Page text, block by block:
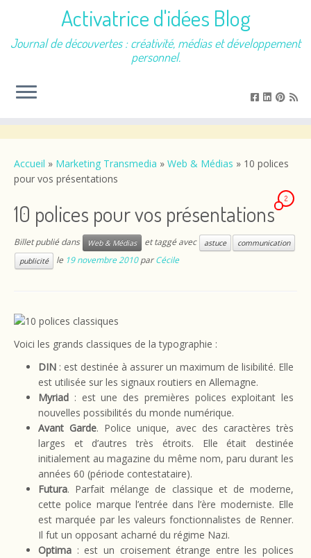
contenu
Activatrice d'idées Blog
Journal de découvertes : créativité, médias et développement
personnel.
Accueil » Marketing Transmedia » Web & Médias » 10 polices
pour vos présentations
10 polices pour vos présentations
2
Billet publié dans Web & Médias et taggé avec astuce
communication
publicité
le 19 novembre 2010 parCécile
Voici les grands classiques de la typographie :
DIN : est destinée à assurer un maximum de lisibilité. Elle
est utilisée sur les signaux routiers en Allemagne.
Myriad : est une des premières polices exploitant les
nouvelles possibilités du monde numérique.
Avant Garde. Police unique, avec des caractères très
larges et d’autres très étroits. Elle était destinée
initialement au magazine du même nom, paru durant les
années 60 (période contestataire).
Futura. Parfait mélange de classique et de moderne,
cette police marque l’entrée dans l’ère moderniste. Elle
est marquée par les valeurs fonctionnalistes de Renner.
Il fut un opposant acharné du régime Nazi.
Optima : est un croisement étrange entre les polices